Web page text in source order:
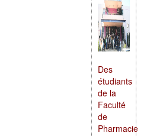
Des
étudiants
de la
Faculté
de
Pharmacie